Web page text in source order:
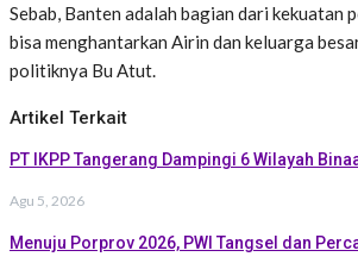
Sebab, Banten adalah bagian dari kekuatan
bisa menghantarkan Airin dan keluarga
politiknya Bu Atut.
Artikel Terkait
PT IKPP Tangerang Dampingi 6 Wilayah
Agu 5, 2026
Menuju Porprov 2026, PWI Tangsel dan